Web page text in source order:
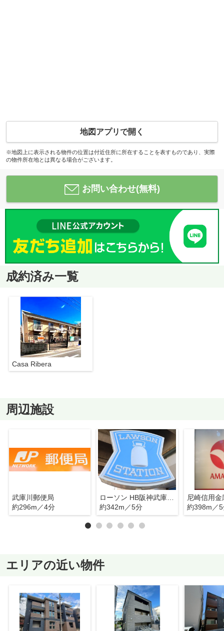
地図アプリで開く
※地図上に表示される物件の位置は付近住所に所在することを表すものであり、実際
の物件所在地とは異なる場合がございます。
お問い合わせ(無料)
成約済み一覧
Casa Ribera
周辺施設
武庫川郵便局
約296m／4分
ローソン HB阪神武庫川東口店
約342m／5分
約398m／
エリアの近い物件